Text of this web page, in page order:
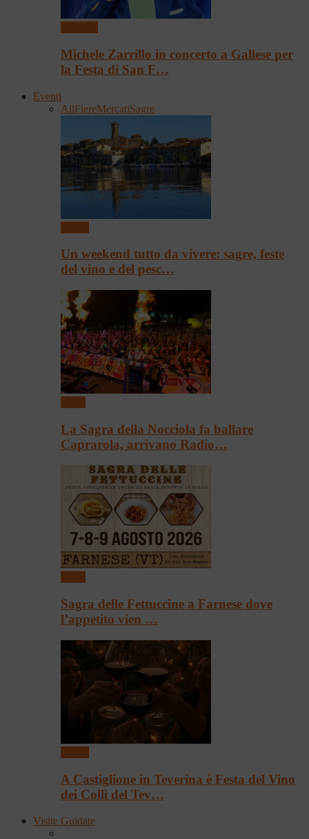
Michele Zarrillo in concerto a Gallese per
la Festa di San F…
Eventi
AllFiereMercatiSagre
Un weekend tutto da vivere: sagre, feste
del vino e del pesc…
La Sagra della Nocciola fa ballare
Caprarola, arrivano Radio…
Sagra delle Fettuccine a Farnese dove
l’appetito vien …
A Castiglione in Teverina è Festa del Vino
dei Colli del Tev…
Visite Guidate